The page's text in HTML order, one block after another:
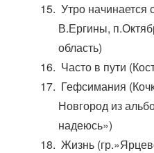
Утро начинается
В.Ергины,
область)
Часто в пути
Гефсимания
Новгород из
надеюсь»)
Жизнь